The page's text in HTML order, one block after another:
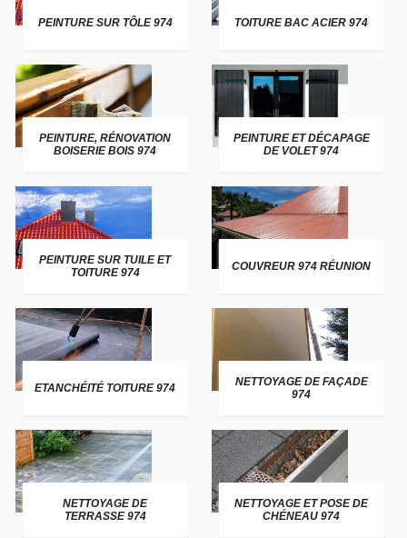
PEINTURE SUR TÔLE 974 TOITURE BAC ACIER 974
PEINTURE, RÉNOVATION
BOISERIE BOIS 974
PEINTURE ET DÉCAPAGE
DE VOLET 974
PEINTURE SUR TUILE ET
TOITURE 974
COUVREUR 974 RÉUNION
ETANCHÉITÉ TOITURE 974
NETTOYAGE DE FAÇADE
974
NETTOYAGE DE
TERRASSE 974
NETTOYAGE ET POSE DE
CHÉNEAU 974